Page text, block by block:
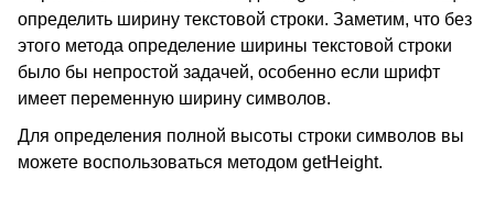
определить ширину текстовой строки. Заметим, что без
этого метода определение ширины текстовой строки
было бы непростой задачей, особенно если шрифт
имеет переменную ширину символов.
Для определения полной высоты строки символов вы
можете воспользоваться методом getHeight.